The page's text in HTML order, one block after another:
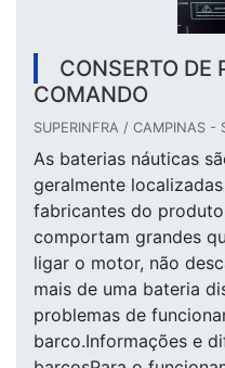
CONSERTO DE
COMANDO
SUPERINFRA / CAMPINAS -
As baterias náuticas
geralmente
fabricantes do
comportam grandes
ligar o motor, não
mais de uma bateria
problemas de
barco.Informações e